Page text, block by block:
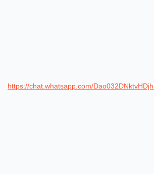
https://chat.whatsapp.com/